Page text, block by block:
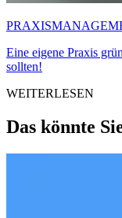
Eine eigene Praxis
sollten!
WEITERLESEN
Das könnte